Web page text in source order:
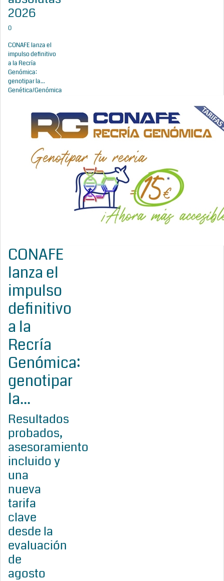
2026
0
CONAFE lanza el
impulso definitivo
a la Recría
Genómica:
genotipar la...
Genética/Genómica
CONAFE
lanza el
impulso
definitivo
a la
Recría
Genómica:
genotipar
la...
Resultados
probados,
asesoramiento
incluido y
una
nueva
tarifa
clave
desde la
evaluación
de
agosto